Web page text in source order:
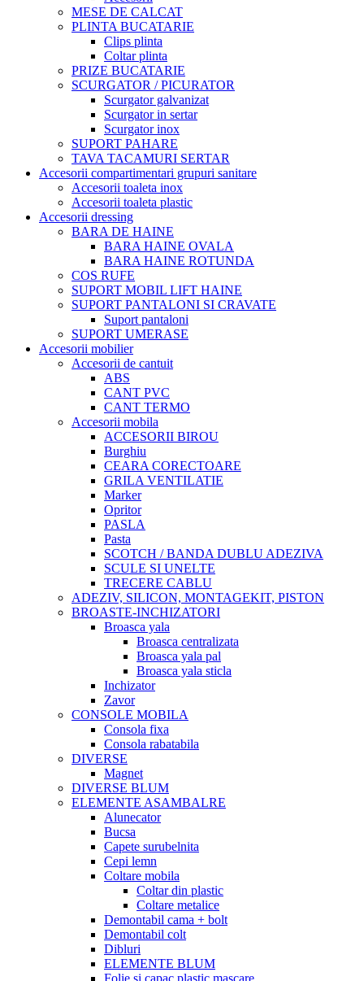
MESE DE CALCAT
PLINTA BUCATARIE
Clips plinta
Coltar plinta
PRIZE BUCATARIE
SCURGATOR / PICURATOR
Scurgator galvanizat
Scurgator in sertar
Scurgator inox
SUPORT PAHARE
TAVA TACAMURI SERTAR
Accesorii compartimentari grupuri sanitare
Accesorii toaleta inox
Accesorii toaleta plastic
Accesorii dressing
BARA DE HAINE
BARA HAINE OVALA
BARA HAINE ROTUNDA
COS RUFE
SUPORT MOBIL LIFT HAINE
SUPORT PANTALONI SI CRAVATE
Suport pantaloni
SUPORT UMERASE
Accesorii mobilier
Accesorii de cantuit
ABS
CANT PVC
CANT TERMO
Accesorii mobila
ACCESORII BIROU
Burghiu
CEARA CORECTOARE
GRILA VENTILATIE
Marker
Opritor
PASLA
Pasta
SCOTCH / BANDA DUBLU ADEZIVA
SCULE SI UNELTE
TRECERE CABLU
ADEZIV, SILICON, MONTAGEKIT, PISTON
BROASTE-INCHIZATORI
Broasca yala
Broasca centralizata
Broasca yala pal
Broasca yala sticla
Inchizator
Zavor
CONSOLE MOBILA
Consola fixa
Consola rabatabila
DIVERSE
Magnet
DIVERSE BLUM
ELEMENTE ASAMBALRE
Alunecator
Bucsa
Capete surubelnita
Cepi lemn
Coltare mobila
Coltar din plastic
Coltare metalice
Demontabil cama + bolt
Demontabil colt
Dibluri
ELEMENTE BLUM
Folie si capac plastic mascare